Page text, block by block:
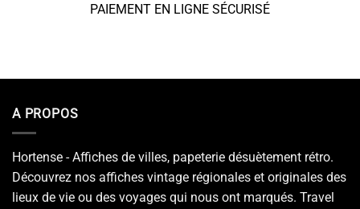
PAIEMENT EN LIGNE SÉCURISÉ
A PROPOS
Hortense - Affiches de villes, papeterie désuètement rétro.
Découvrez nos affiches vintage régionales et originales des
lieux de vie ou des voyages qui nous ont marqués. Travel